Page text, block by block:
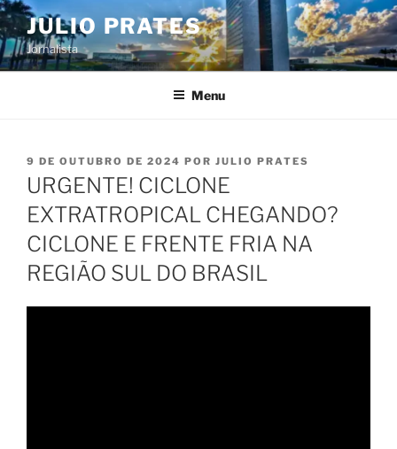
Pular
para
o
conteúdo
JULIO PRATES
Jornalista
Menu
PUBLICADO
EM
9 DE OUTUBRO DE 2024 POR JULIO PRATES
URGENTE! CICLONE
EXTRATROPICAL CHEGANDO?
CICLONE E FRENTE FRIA NA
REGIÃO SUL DO BRASIL